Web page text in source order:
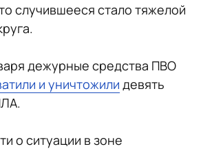
случившееся стало тяжелой
дежурные средства ПВО
и уничтожили девять
о ситуации в зоне